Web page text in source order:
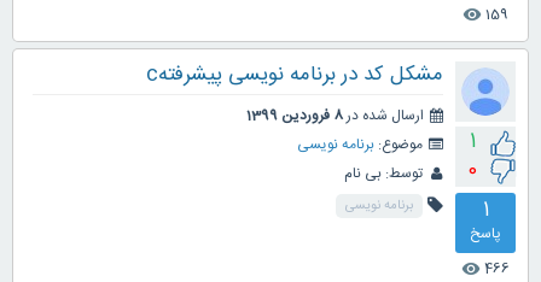
159
visibility
1
0
1
پاسخ
466
visibility
مشکل کد در برنامه نویسی پیشرفتهc
ارسال شده در8 فروردین 1399
موضوع: برنامه نویسی
توسط: بی نام
برنامه نویسی